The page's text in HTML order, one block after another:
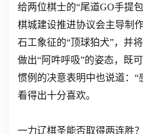
给两位棋士的“尾道GO手提
棋城建设推进协议会主导制
石工象征的“顶球狛犬”，并
做出“阿吽呼吸”的姿态，既
惯例的决意表明中也说道：“
看得出十分喜欢。
一力辽棋圣能否取得两连胜